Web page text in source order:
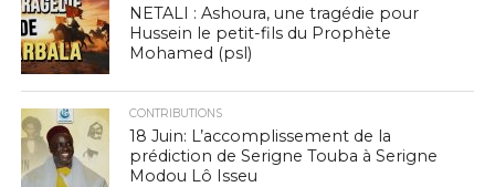
NETALI : Ashoura, une tragédie pour
Hussein le petit-fils du Prophète
Mohamed (psl)
CONTRIBUTIONS
18 Juin: L’accomplissement de la
prédiction de Serigne Touba à Serigne
Modou Lô Isseu